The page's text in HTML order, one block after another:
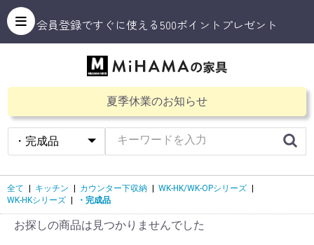
会員登録ですぐに使える500ポイントプレゼント
夏季休業のお知らせ
全て | キッチン | カウンター下収納 | WK-HK/WK-OPシリーズ |
WK-HKシリーズ | ・完成品
お探しの商品は見つかりませんでした